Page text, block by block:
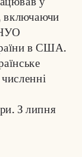
включаючи
в США.
З липня